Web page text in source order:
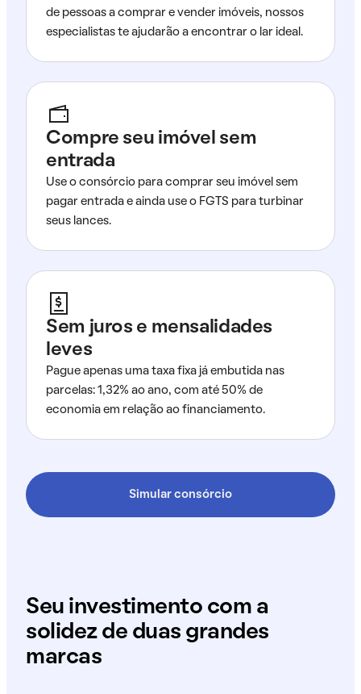
de pessoas a comprar e vender imóveis, nossos
especialistas te ajudarão a encontrar o lar ideal.
Compre seu imóvel sem
entrada
Use o consórcio para comprar seu imóvel sem
pagar entrada e ainda use o FGTS para turbinar
seus lances.
Sem juros e mensalidades
leves
Pague apenas uma taxa fixa já embutida nas
parcelas: 1,32% ao ano, com até 50% de
economia em relação ao financiamento.
Simular consórcio
Seu investimento com a
solidez de duas grandes
marcas